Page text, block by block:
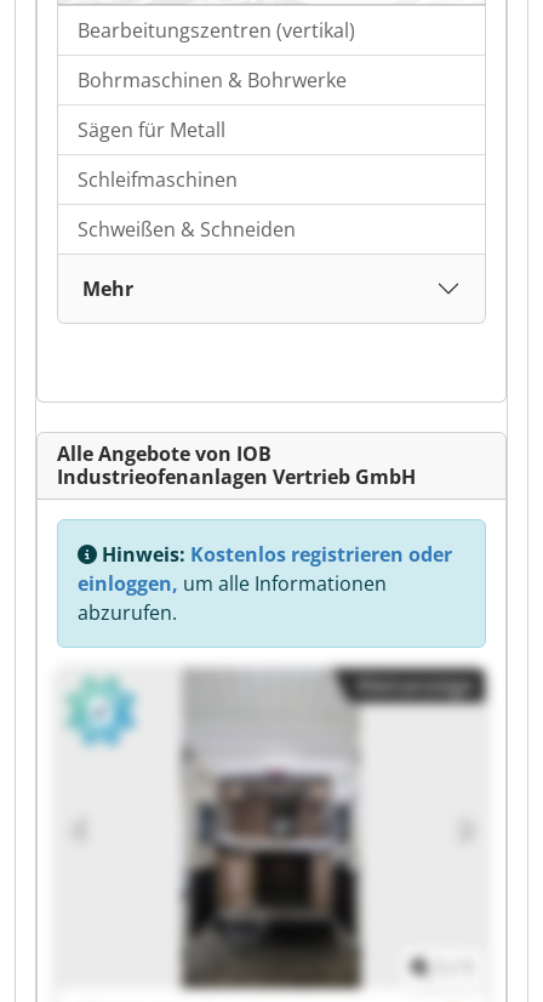
Bearbeitungszentren (vertikal)
Bohrmaschinen & Bohrwerke
Sägen für Metall
Schleifmaschinen
Schweißen & Schneiden
Mehr
Alle Angebote von IOB
Industrieofenanlagen Vertrieb GmbH
Hinweis: Kostenlos registrieren oder
einloggen, um alle Informationen
abzurufen.
Kleinanzeige